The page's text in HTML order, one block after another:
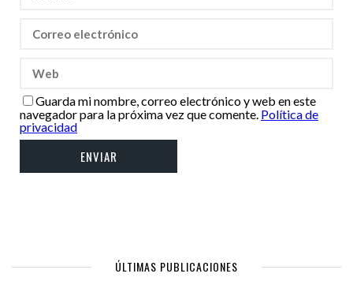
Guarda mi nombre, correo electrónico y web en este
navegador para la próxima vez que comente. Política de
privacidad
ÚLTIMAS PUBLICACIONES